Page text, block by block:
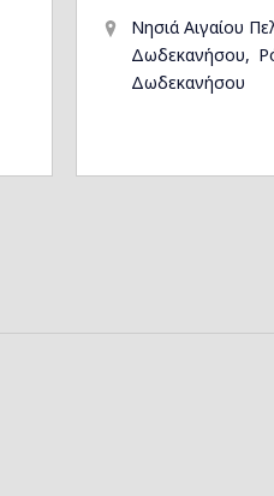
Νησιά Αιγαίου
Δωδεκανήσου
Δωδεκανήσου